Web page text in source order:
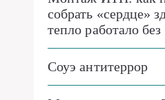
собрать «сердце»
тепло работало
Соуэ антитеррор